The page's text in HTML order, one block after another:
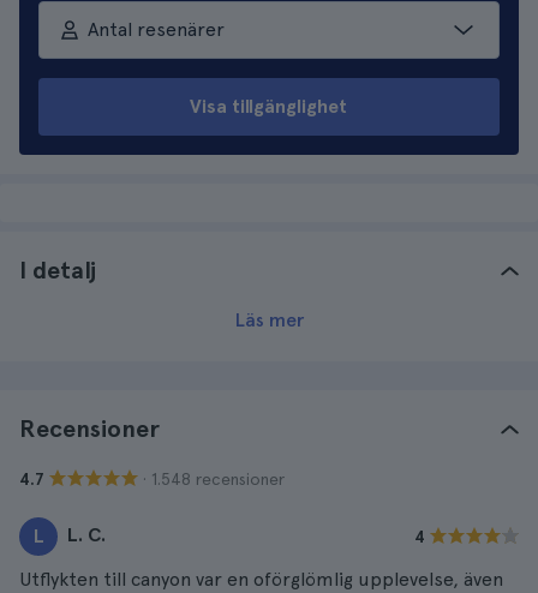
Antal resenärer
Visa tillgänglighet
I detalj
Läs mer
Recensioner
4.7 · 1.548 recensioner
L L. C. 4
Utflykten till canyon var en oförglömlig upplevelse, även